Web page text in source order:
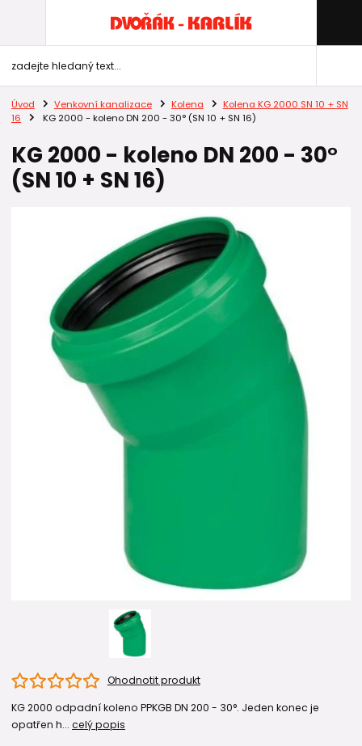
Úvod Venkovní kanalizace Kolena
Kolena KG 2000 SN 10 + SN
16
KG 2000 - koleno DN 200 - 30° (SN 10 + SN 16)
KG 2000 - koleno DN 200 - 30°
(SN 10 + SN 16)
Ohodnotit produkt
KG 2000 odpadní koleno PPKGB DN 200 - 30°. Jeden konec je
opatřen h... celý popis